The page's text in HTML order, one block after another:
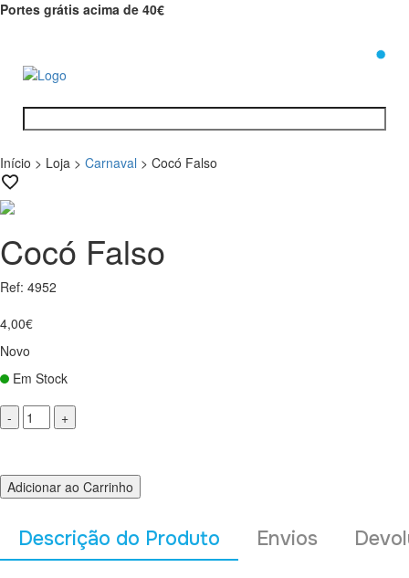
Portes grátis acima de 40€
Início > Loja > Carnaval > Cocó Falso
Cocó Falso
Ref: 4952
4,00€
Novo
Em Stock
Adicionar ao Carrinho
Descrição do Produto Envios